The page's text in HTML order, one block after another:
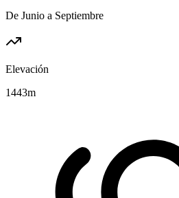
De Junio a Septiembre
Elevación
1443m